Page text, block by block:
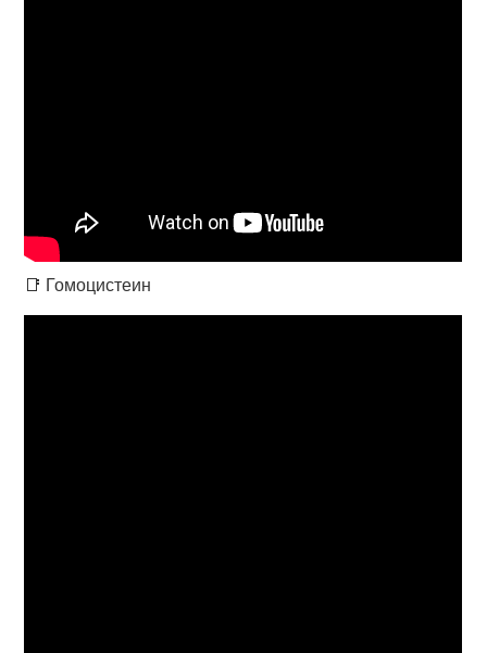
📑 Гомоцистеин